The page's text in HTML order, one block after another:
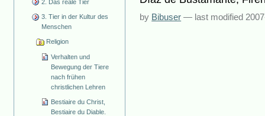
2. Das reale Tier
3. Tier in der Kultur des
Menschen
Religion
Verhalten und
Bewegung der Tiere
nach frühen
christlichen Lehren
Bestiaire du Christ,
Bestiaire du Diable.
by Bibuser — last modified